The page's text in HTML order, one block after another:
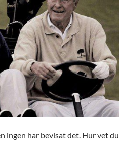
ingen har bevisat det. Hur vet du